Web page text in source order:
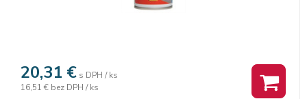
20,31 € s DPH / ks
16,51 € bez DPH / ks